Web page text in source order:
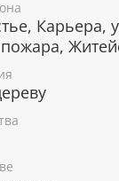
веры,
при
начинаниях.
образу
Карьера,
пожара,